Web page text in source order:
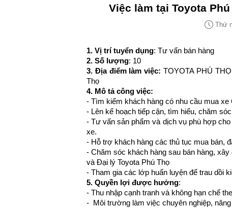
Việc làm tại Toyota
Thứ
1. Vị trí tuyển dụng: Tư vấn bán hàng
2. Số lượng: 10
3. Địa điểm làm việc: TOYOTA PHÚ
Thọ
4. Mô tả công việc:
- Tìm kiếm khách hàng có nhu cầu mua xe
- Lên kế hoạch tiếp cận, tìm hiểu, chăm
- Tư vấn sản phẩm và dịch vụ phù hợp
xe.
- Hỗ trợ khách hàng các thủ tục mua bán,
- Chăm sóc khách hàng sau bán hàng,
và Đại lý Toyota Phú Thọ
- Tham gia các lớp huấn luyện để trau dồi
5. Quyền lợi được hưởng:
- Thu nhập cạnh tranh và không hạn chế
- Môi trường làm việc chuyên nghiệp, năng